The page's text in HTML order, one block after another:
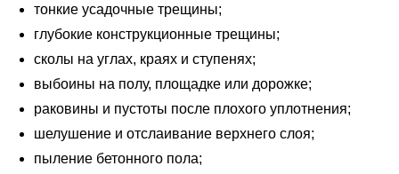
тонкие усадочные трещины;
глубокие конструкционные трещины;
сколы на углах, краях и ступенях;
выбоины на полу, площадке или дорожке;
раковины и пустоты после плохого уплотнения;
шелушение и отслаивание верхнего слоя;
пыление бетонного пола;